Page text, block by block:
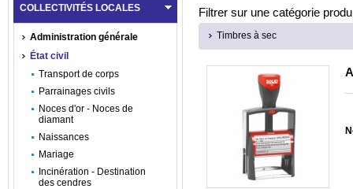
Filtrer sur une catégorie
Timbres à sec
COLLECTIVITÉS LOCALES
Administration générale
État civil
Transport de corps
Parrainages civils
Noces d'or - Noces de
diamant
Naissances
Mariage
Incinération - Destination
des cendres